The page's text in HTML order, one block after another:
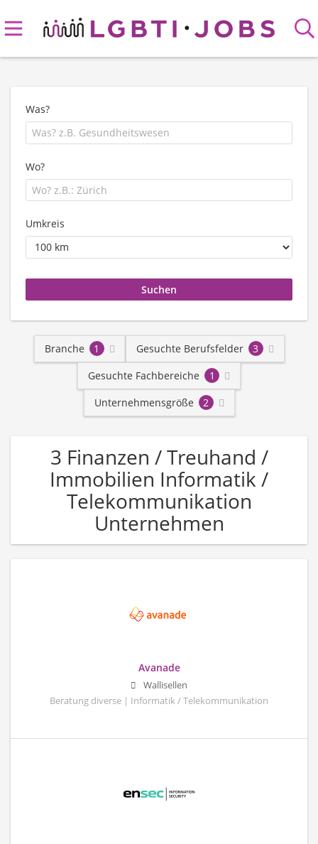
Was?
Wo?
Umkreis
Branche 1 Gesuchte Berufsfelder
3
Gesuchte Fachbereiche
1
Unternehmensgröße
2
3 Finanzen / Treuhand /
Immobilien Informatik /
Telekommunikation
Unternehmen
Avanade
Wallisellen
Beratung diverse | Informatik / Telekommunikation